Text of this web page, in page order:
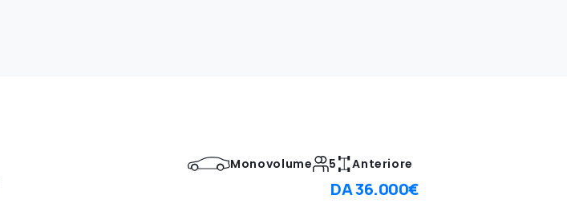
Monovolume 5 Anteriore
DA36.000€